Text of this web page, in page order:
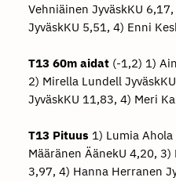
Vehniäinen JyväskKU
JyväskKU 5,51, 4) Enni
T13 60m aidat(-1,2) 1)
2) Mirella Lundell
JyväskKU 11,83, 4) Meri
T13 Pituus 1) Lumia
Määränen ÄänekU 4,20, 3)
3,97, 4) Hanna Herranen